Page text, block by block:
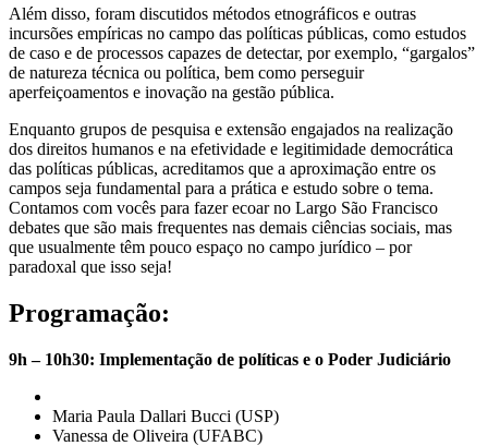
Além disso, foram discutidos métodos etnográficos e outras
incursões empíricas no campo das políticas públicas, como estudos
de caso e de processos capazes de detectar, por exemplo, “gargalos”
de natureza técnica ou política, bem como perseguir
aperfeiçoamentos e inovação na gestão pública.
Enquanto grupos de pesquisa e extensão engajados na realização
dos direitos humanos e na efetividade e legitimidade democrática
das políticas públicas, acreditamos que a aproximação entre os
campos seja fundamental para a prática e estudo sobre o tema.
Contamos com vocês para fazer ecoar no Largo São Francisco
debates que são mais frequentes nas demais ciências sociais, mas
que usualmente têm pouco espaço no campo jurídico – por
paradoxal que isso seja!
Programação:
9h – 10h30: Implementação de políticas e o Poder Judiciário
Maria Paula Dallari Bucci (USP)
Vanessa de Oliveira (UFABC)